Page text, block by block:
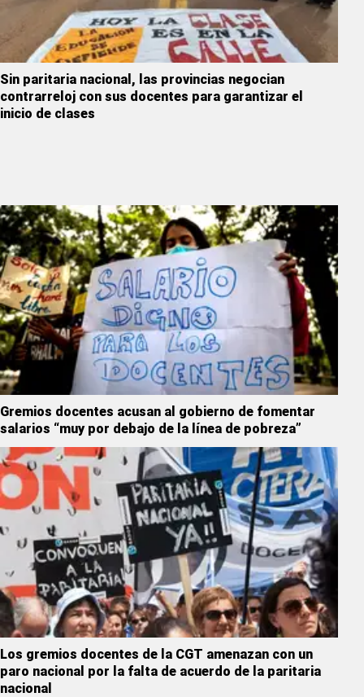
Sin paritaria nacional, las provincias negocian
contrarreloj con sus docentes para garantizar el
inicio de clases
Gremios docentes acusan al gobierno de fomentar
salarios “muy por debajo de la línea de pobreza”
Los gremios docentes de la CGT amenazan con un
paro nacional por la falta de acuerdo de la paritaria
nacional